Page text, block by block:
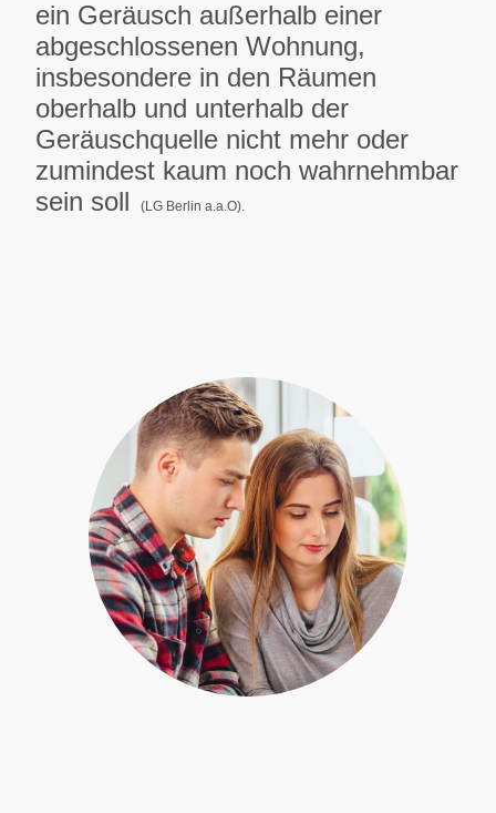
ein Geräusch außerhalb einer
abgeschlossenen Wohnung,
insbesondere in den Räumen
oberhalb und unterhalb der
Geräuschquelle nicht mehr oder
zumindest kaum noch wahrnehmbar
sein soll
(LG Berlin a.a.O).